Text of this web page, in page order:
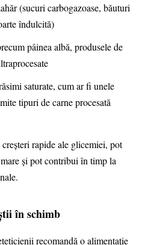
(sucuri carbogazoase, băuturi
îndulcită)
pâinea albă, produsele de
saturate, cum ar fi unele
tipuri de carne procesată
rapide ale glicemiei, pot
și pot contribui în timp la
în schimb
recomandă o alimentație